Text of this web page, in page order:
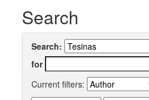
Search
Search:
for
Current filters: